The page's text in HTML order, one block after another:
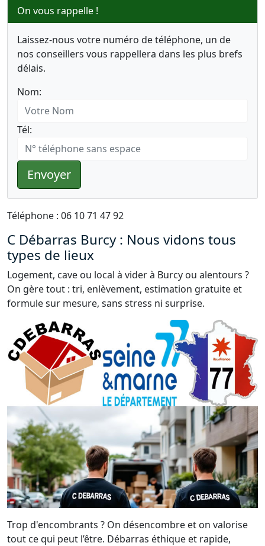
On vous rappelle !
Laissez-nous votre numéro de téléphone, un de
nos conseillers vous rappellera dans les plus brefs
délais.
Nom:
Tél:
Envoyer
Téléphone : 06 10 71 47 92
C Débarras Burcy : Nous vidons tous
types de lieux
Logement, cave ou local à vider à Burcy ou alentours ?
On gère tout : tri, enlèvement, estimation gratuite et
formule sur mesure, sans stress ni surprise.
Trop d'encombrants ? On désencombre et on valorise
tout ce qui peut l’être. Débarras éthique et rapide,